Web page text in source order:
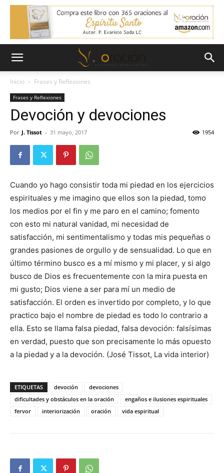
Inicio Frases y Reflexiones
Frases y Reflexiones
Devoción y devociones
Por J. Tissot - 31 mayo, 2017 1954
Cuando yo hago consistir toda mi piedad en los ejercicios
espirituales y me imagino que ellos son la piedad, tomo
los medios por el fin y me paro en el camino; fomento
con esto mi natural vanidad, mi necesidad de
satisfacción, mi sentimentalismo y todas mis pequeñas o
grandes pasiones de orgullo y de sensualidad. Lo que en
último término busco es a mí mismo y mi placer, y si algo
busco de Dios es frecuentemente con la mira puesta en
mi gusto; Dios viene a ser para mí un medio de
satisfacción. El orden es invertido por completo, y lo que
practico bajo el nombre de piedad es todo lo contrario a
ella. Esto se llama falsa piedad, falsa devoción: falsísimas
en verdad, puesto que son precisamente lo más opuesto
a la piedad y a la devoción. (José Tissot, La vida interior)
ETIQUETAS devoción
devociones
dificultades y obstáculos en la oración
engaños e ilusiones espirituales
fervor
interiorización oración vida espiritual